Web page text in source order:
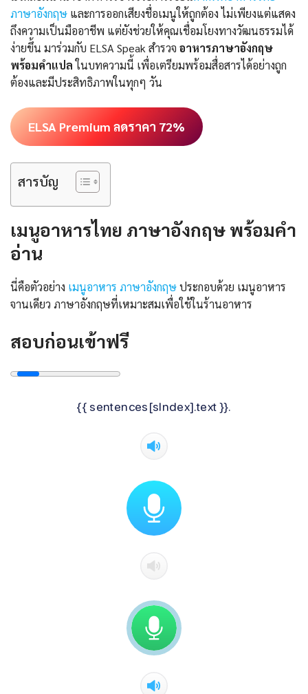
ภาษาอังกฤษ และการออกเสียงชื่อเมนูให้ถูกต้อง ไม่เพียงแต่แสดง
ถึงความเป็นมืออาชีพ แต่ยังช่วยให้คุณเชื่อมโยงทางวัฒนธรรมได้
ง่ายขึ้น มาร่วมกับ ELSA Speak สำรวจ อาหารภาษาอังกฤษ
พร้อมคำแปลในบทความนี้ เพื่อเตรียมพร้อมสื่อสารได้อย่างถูก
ต้องและมีประสิทธิภาพในทุกๆ วัน
ELSA Premium ลดราคา 72%
สารบัญ
เมนูอาหารไทย ภาษาอังกฤษ พร้อมคํา
อ่าน
นี่คือตัวอย่าง เมนูอาหาร ภาษาอังกฤษประกอบด้วย เมนูอาหาร
จานเดียว ภาษาอังกฤษที่เหมาะสมเพื่อใช้ในร้านอาหาร
สอบก่อนเข้าฟรี
{{ sentences[sIndex].text }}.